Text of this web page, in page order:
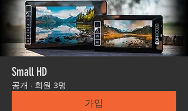
Small HD
공개 · 회원 3명
가입